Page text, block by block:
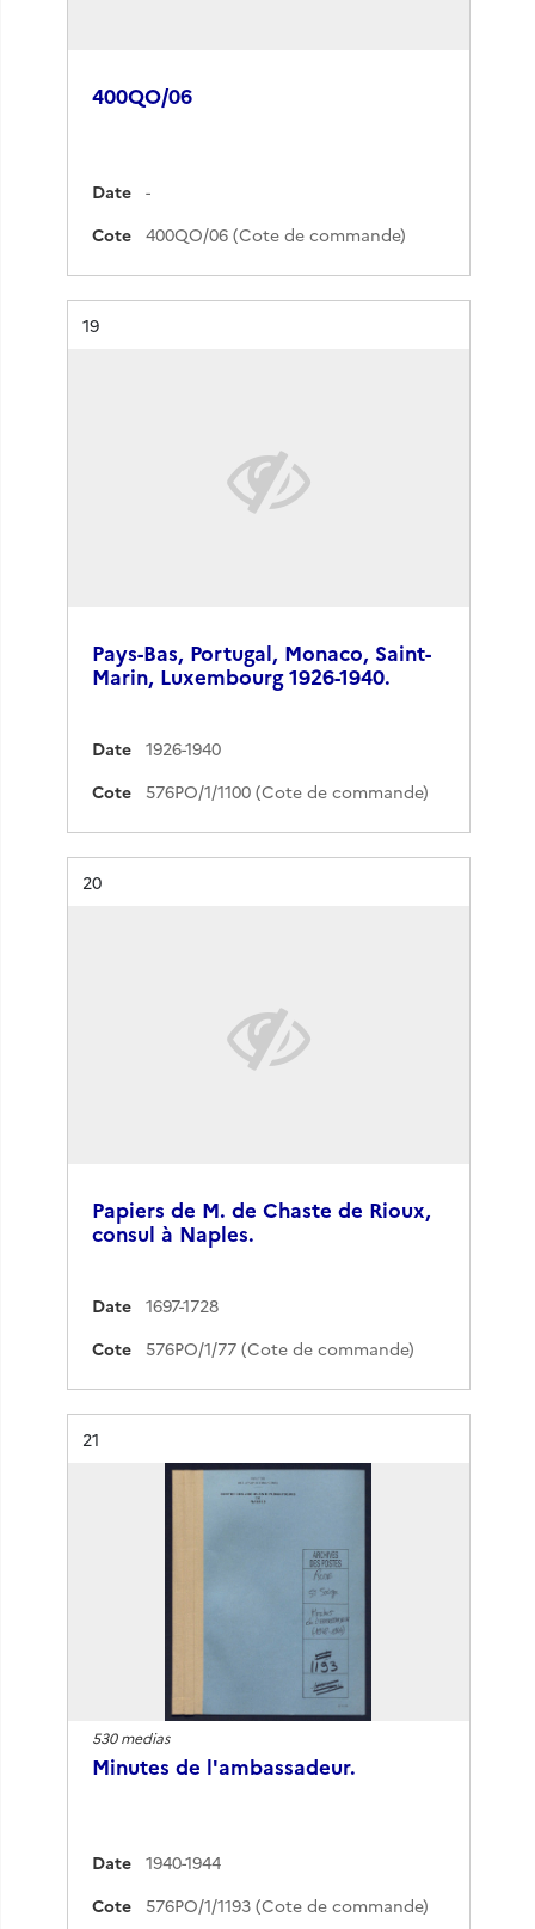
400QO/06
Date
-
Cote
400QO/06 (Cote de commande)
Résultat n°
19
Pays-Bas, Portugal, Monaco, Saint-
Marin, Luxembourg 1926-1940.
Date
1926-1940
Cote
576PO/1/1100 (Cote de commande)
Résultat n°
20
Papiers de M. de Chaste de Rioux,
consul à Naples.
Date
1697-1728
Cote
576PO/1/77 (Cote de commande)
Résultat n°
21
530 medias
Minutes de l'ambassadeur.
Date
1940-1944
Cote
576PO/1/1193 (Cote de commande)